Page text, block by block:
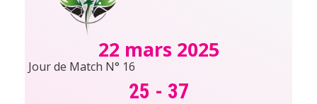
22 mars 2025
Jour de Match N° 16
25 - 37